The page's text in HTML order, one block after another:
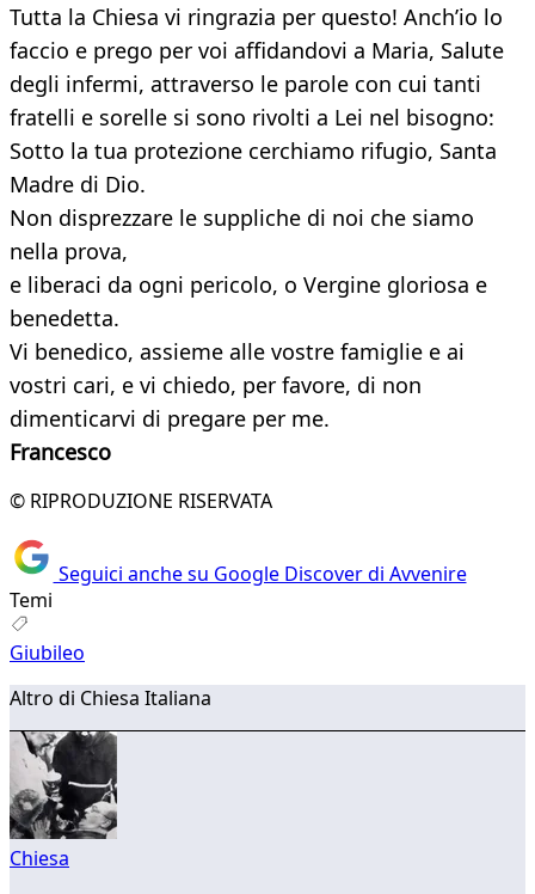
Tutta la Chiesa vi ringrazia per questo! Anch’io lo
faccio e prego per voi affidandovi a Maria, Salute
degli infermi, attraverso le parole con cui tanti
fratelli e sorelle si sono rivolti a Lei nel bisogno:
Sotto la tua protezione cerchiamo rifugio, Santa
Madre di Dio.
Non disprezzare le suppliche di noi che siamo
nella prova,
e liberaci da ogni pericolo, o Vergine gloriosa e
benedetta.
Vi benedico, assieme alle vostre famiglie e ai
vostri cari, e vi chiedo, per favore, di non
dimenticarvi di pregare per me.
Francesco
© RIPRODUZIONE RISERVATA
Seguici anche su Google Discover di Avvenire
Temi
Giubileo
Altro di Chiesa Italiana
Chiesa